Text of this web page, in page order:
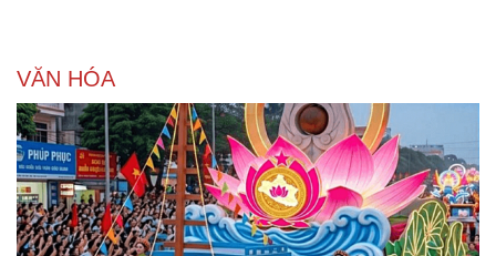
Doanh nghiệp
Thông tin doanh nghiệp
Công nghệ
Sành điệu
VĂN HÓA